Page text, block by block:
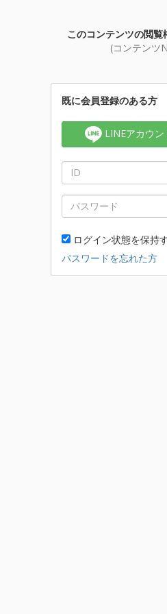
このコンテンツの閲
(コンテンツ
既に会員登録のある方
LINEアカウ
ログイン状態を保持
パスワードを忘れた方